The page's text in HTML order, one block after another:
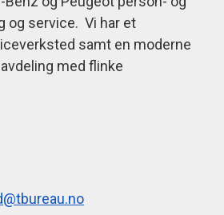
og service. Vi har et
samt en moderne
med flinke